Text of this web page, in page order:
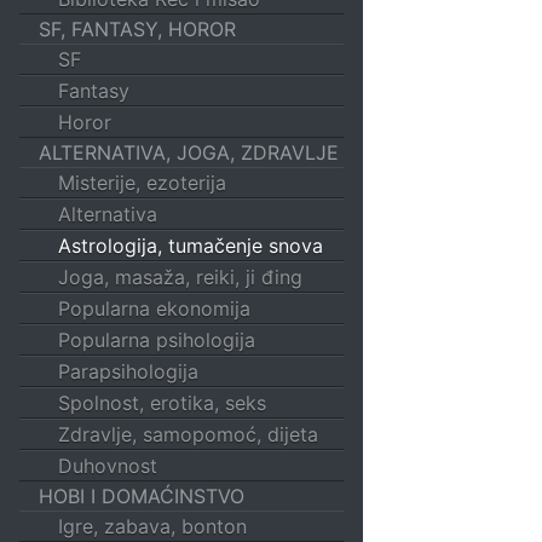
SF, FANTASY, HOROR
SF
Fantasy
Horor
ALTERNATIVA, JOGA, ZDRAVLJE
Misterije, ezoterija
Alternativa
Astrologija, tumačenje snova
Joga, masaža, reiki, ji đing
Popularna ekonomija
Popularna psihologija
Parapsihologija
Spolnost, erotika, seks
Zdravlje, samopomoć, dijeta
Duhovnost
HOBI I DOMAĆINSTVO
Igre, zabava, bonton